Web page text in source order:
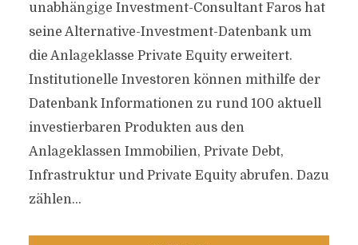
unabhängige Investment-Consultant Faros hat
seine Alternative-Investment-Datenbank um
die Anlageklasse Private Equity erweitert.
Institutionelle Investoren können mithilfe der
Datenbank Informationen zu rund 100 aktuell
investierbaren Produkten aus den
Anlageklassen Immobilien, Private Debt,
Infrastruktur und Private Equity abrufen. Dazu
zählen...